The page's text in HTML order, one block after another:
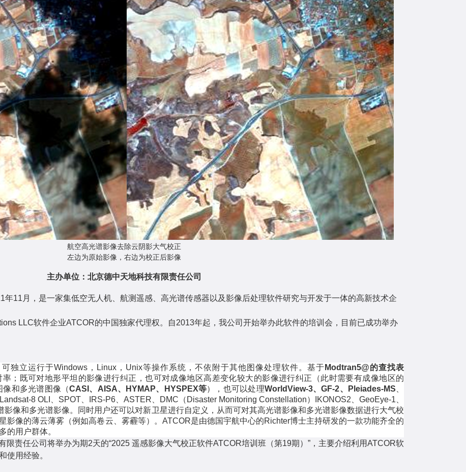
航空高光谱影像去除云阴影大气校正
左边为原始影像，右边为校正后影像
主办单位 ： 北京德中天地科技有限责任公司
年11 月，是一家集低空无人机、航测遥感、高光谱传感器以及影像后处理软件研究与开发于一体的高新技术企
LLC软件企业ATCOR的中国独家代理权。自2013年起，我公司开始举办此软件的培训会，目前已成功举办
独立运行于Windows，Linux，Unix等操作系统，不依附于其他图像处理软件。基于 Modtran5@的查找表
率；既可对地形平坦的影像进行纠正，也可对成像地区高差变化较大的影像进行纠正（此时需要有成像地区的
像和多光谱图像（CASI、AISA、HYMAP、HYSPEX等），也可以处理WorldView-3、GF-2、Pleiades-MS
8 OLI、SPOT、IRS-P6、ASTER、DMC（Disaster Monitoring Constellation）IKONOS2、GeoEye-1、
像和多光谱影像。同时用户还可以对新卫星进行自定义，从而可对其高光谱影像和多光谱影像数据进行大气校
影像的薄云薄雾（例如高卷云、雾霾等）。ATCOR是由德国宇航中心的Richter博士主持研发的一款功能齐全的
的用户群体。
限责任公司将举办为期2天的“2025 遥感影像大气校正软件ATCOR培训班 （第19期） ” ，主要介绍利用ATCOR软
使用经验。